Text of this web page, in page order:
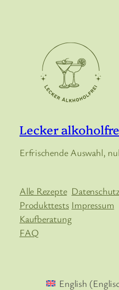
Lecker
Erfrischende Auswahl,
Alle Rezepte
Produkttests
Kaufberatung
FAQ
Impressum
English (